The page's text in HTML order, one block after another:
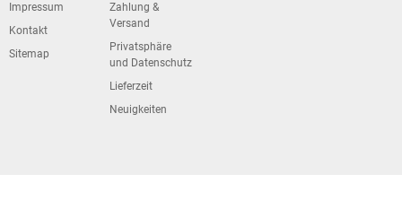
Impressum
Kontakt
Sitemap
Zahlung &
Versand
Privatsphäre
und Datenschutz
Lieferzeit
Neuigkeiten